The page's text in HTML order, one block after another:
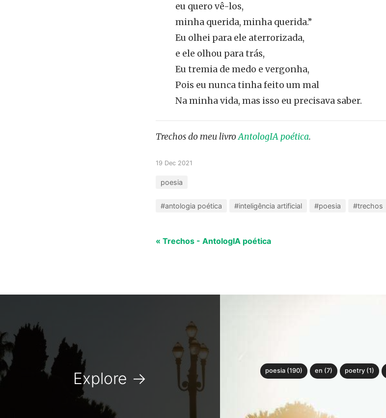
eu quero vê-los,
minha querida, minha querida.”
Eu olhei para ele aterrorizada,
e ele olhou para trás,
Eu tremia de medo e vergonha,
Pois eu nunca tinha feito um mal
Na minha vida, mas isso eu precisava saber.
Trechos do meu livroAntologIA poética.
19 Dec 2021
poesia
#antologia poética #inteligência artificial #poesia #trechos
« Trechos - AntologIA poética
Explore → poesia (190) en (7) poetry (1)